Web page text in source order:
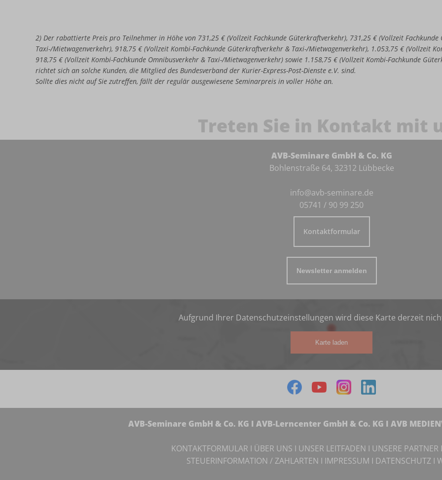
2) Der rabattierte Preis pro Teilnehmer in Höhe von 731,25 € (Vollzeit Fachkunde Güterkraftverkehr), 731,25 € (Vollzeit Fachkunde
Taxi-/Mietwagenverkehr), 918,75 € (Vollzeit Kombi-Fachkunde Güterkraftverkehr & Taxi-/Mietwagenverkehr), 1.053,75 € (Vollzeit
918,75 € (Vollzeit Kombi-Fachkunde Omnibusverkehr & Taxi-/Mietwagenverkehr) sowie 1.158,75 € (Vollzeit Kombi-Fachkunde
richtet sich an solche Kunden, die Mitglied des Bundesverband der Kurier-Express-Post-Dienste e.V. sind.
Sollte dies nicht auf Sie zutreffen, fällt der regulär ausgewiesene Seminarpreis in voller Höhe an.
Treten Sie in Kontakt mit
AVB-Seminare GmbH & Co. KG
Bohlenstraße 64, 32312 Lübbecke
info@avb-seminare.de
05741 / 90 99 250
Kontaktformular
Newsletter anmelden
Aufgrund Ihrer Datenschutzeinstellungen wird diese Karte derzeit
Karte laden
AVB-Seminare GmbH & Co. KG I AVB-Lerncenter GmbH & Co. KG I AVB
KONTAKTFORMULAR I ÜBER UNS I UNSER LEITFADEN I UNSERE PARTNER I
STEUERINFORMATION / ZAHLARTEN I IMPRESSUM I DATENSCHUTZ I